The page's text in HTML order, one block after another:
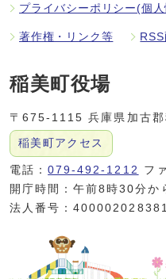
プライバシーポリシー(個
著作権・リンク等
稲美町役場
〒675-1115 兵庫県加古
稲美町アクセス
電話：079-492-1212
フ
開庁時間：午前8時30分か
法人番号：